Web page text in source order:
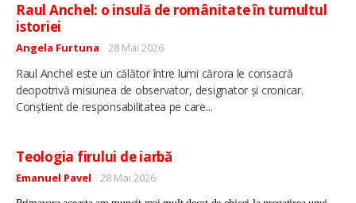
Raul Anchel: o insulă de românitate în tumultul
istoriei
Detalii
Angela Furtuna 28 Mai 2026
Raul Anchel este un călător între lumi cărora le consacră
deopotrivă misiunea de observator, designator și cronicar.
Conștient de responsabilitatea pe care...
Teologia firului de iarbă
Detalii
Emanuel Pavel 28 Mai 2026